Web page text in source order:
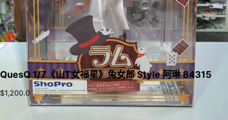
QuesQ 1/7《山T女福星》兔女郎 Style 阿琳 84315
$1,200.0